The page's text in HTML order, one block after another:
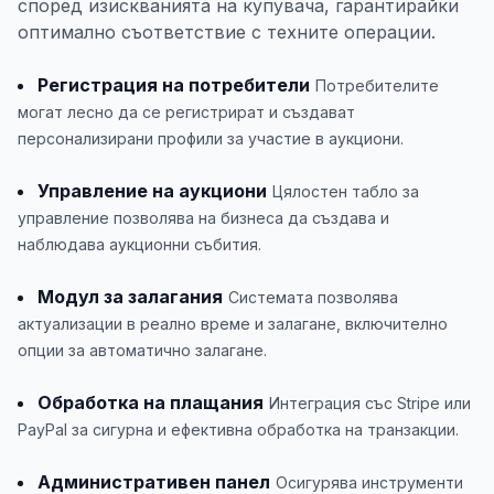
според изискванията на купувача, гарантирайки
оптимално съответствие с техните операции.
Регистрация на потребители Потребителите
могат лесно да се регистрират и създават
персонализирани профили за участие в аукциони.
Управление на аукциони Цялостен табло за
управление позволява на бизнеса да създава и
наблюдава аукционни събития.
Модул за залагания Системата позволява
актуализации в реално време и залагане, включително
опции за автоматично залагане.
Обработка на плащания Интеграция със Stripe или
PayPal за сигурна и ефективна обработка на транзакции.
Административен панел Осигурява инструменти